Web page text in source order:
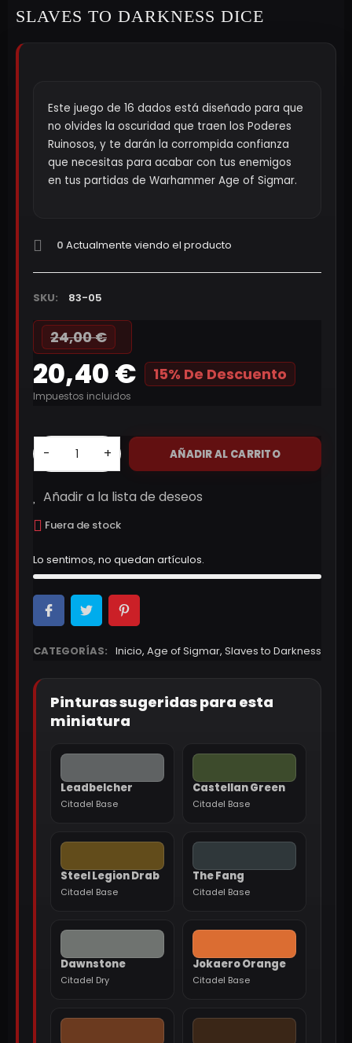
SLAVES TO DARKNESS DICE
Este juego de 16 dados está diseñado para que
no olvides la oscuridad que traen los Poderes
Ruinosos, y te darán la corrompida confianza
que necesitas para acabar con tus enemigos
en tus partidas de Warhammer Age of Sigmar.
0 Actualmente viendo el producto
SKU: 83-05
24,00 €
20,40 € 15% De Descuento
Impuestos incluidos
- + AÑADIR AL CARRITO
Añadir a la lista de deseos
Fuera de stock
Lo sentimos, no quedan artículos.
CATEGORÍAS: Inicio, Age of Sigmar, Slaves to Darkness
Pinturas sugeridas para esta
miniatura
Leadbelcher
Citadel Base
Castellan Green
Citadel Base
Steel Legion Drab
Citadel Base
The Fang
Citadel Base
Dawnstone
Citadel Dry
Jokaero Orange
Citadel Base